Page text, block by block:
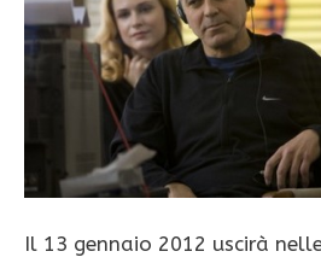
Il 13 gennaio 2012 uscirà